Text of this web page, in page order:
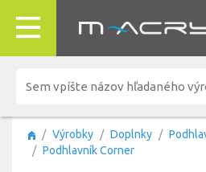
Výrobky Doplnky
Podhlavník Corner